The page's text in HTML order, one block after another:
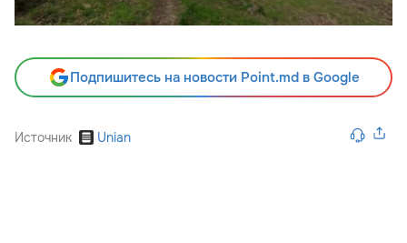
Подпишитесь на новости Point.md в Google
Источник Unian